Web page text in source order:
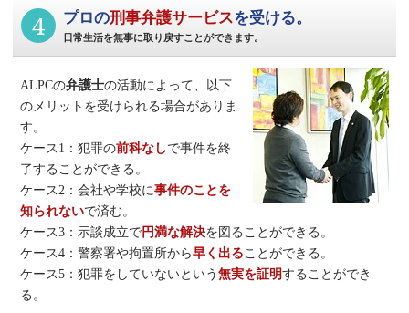
4 プロの刑事弁護サービスを受ける。
日常生活を無事に取り戻すことができます。
ALPCの弁護士の活動によって、以下
のメリットを受けられる場合がありま
す。
ケース1：犯罪の前科なしで事件を終
了することができる。
ケース2：会社や学校に事件のことを
知られないで済む。
ケース3：示談成立で円満な解決を図ることができる。
ケース4：警察署や拘置所から早く出ることができる。
ケース5：犯罪をしていないという無実を証明することができ
る。